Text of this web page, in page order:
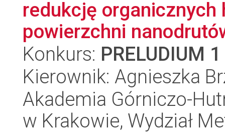
redukcję
powierzchni
Konkurs: PRELUDIUM 1
Kierownik: Agnieszka
Akademia Górniczo-
w Krakowie, Wydział